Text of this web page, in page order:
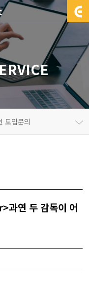
도입문의
과연 두 감독이 어